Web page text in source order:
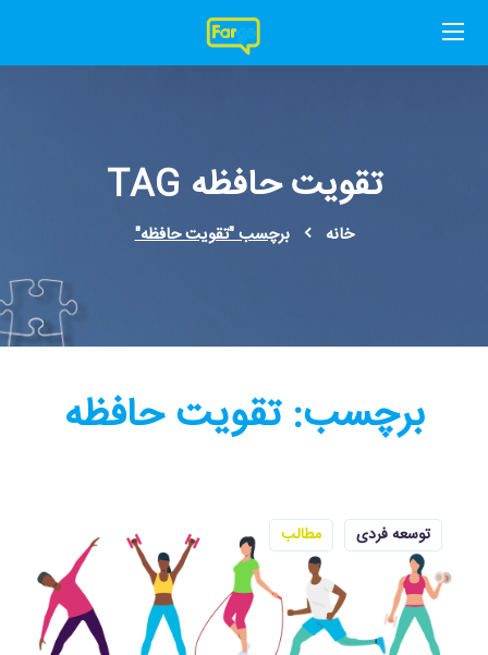
تقویت حافظه TAG
خانه برچسب "تقویت حافظه"
برچسب:تقویت حافظه
توسعه فردی مطالب